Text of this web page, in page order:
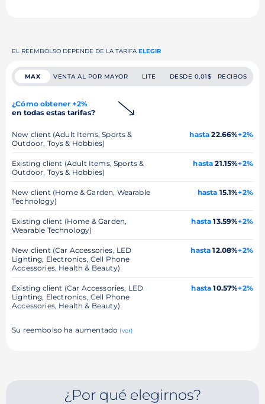
EL REEMBOLSO DEPENDE DE LA TARIFA ELEGIR
MAX VENTA AL POR MAYOR LITE DESDE 0,01$ RECIBOS
¿Cómo obtener +2%
en todas estas tarifas?
New client (Adult Items, Sports &
Outdoor, Toys & Hobbies)
hasta 22.66%+2%
Existing client (Adult Items, Sports &
Outdoor, Toys & Hobbies)
hasta 21.15%+2%
New client (Home & Garden, Wearable
Technology)
hasta 15.1%+2%
Existing client (Home & Garden,
Wearable Technology)
hasta 13.59%+2%
New client (Car Accessories, LED
Lighting, Electronics, Cell Phone
Accessories, Health & Beauty)
hasta 12.08%+2%
Existing client (Car Accessories, LED
Lighting, Electronics, Cell Phone
Accessories, Health & Beauty)
hasta 10.57%+2%
Su reembolso ha aumentado (ver)
¿Por qué elegirnos?